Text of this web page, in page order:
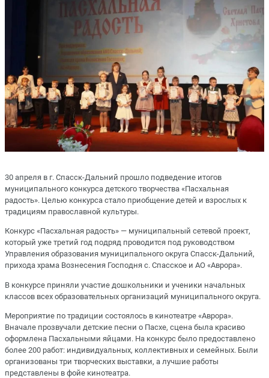
30 апреля в г. Спасск-Дальний прошло подведение итогов
муниципального конкурса детского творчества «Пасхальная
радость». Целью конкурса стало приобщение детей и взрослых к
традициям православной культуры.
Конкурс «Пасхальная радость» — муниципальный сетевой проект,
который уже третий год подряд проводится под руководством
Управления образования муниципального округа Спасск-Дальний,
прихода храма Вознесения Господня с. Спасское и АО «Аврора».
В конкурсе приняли участие дошкольники и ученики начальных
классов всех образовательных организаций муниципального округа.
Мероприятие по традиции состоялось в кинотеатре «Аврора».
Вначале прозвучали детские песни о Пасхе, сцена была красиво
оформлена Пасхальными яйцами. На конкурс было предоставлено
более 200 работ: индивидуальных, коллективных и семейных. Были
организованы три творческих выставки, а лучшие работы
представлены в фойе кинотеатра.